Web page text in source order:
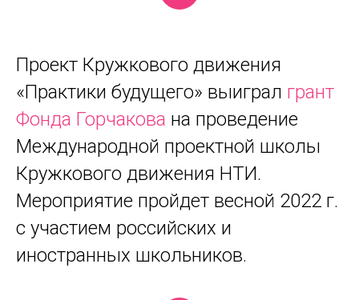
Проект Кружкового движения
«Практики будущего» выиграл грант
Фонда Горчакова на проведение
Международной проектной школы
Кружкового движения НТИ.
Мероприятие пройдет весной 2022 г.
с участием российских и
иностранных школьников.